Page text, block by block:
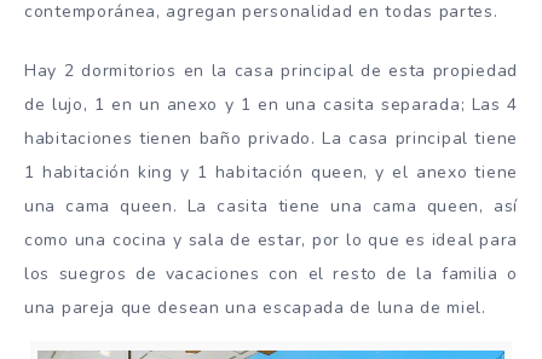
contemporánea, agregan personalidad en todas partes.
Hay 2 dormitorios en la casa principal de esta propiedad
de lujo, 1 en un anexo y 1 en una casita separada; Las 4
habitaciones tienen baño privado. La casa principal tiene
1 habitación king y 1 habitación queen, y el anexo tiene
una cama queen. La casita tiene una cama queen, así
como una cocina y sala de estar, por lo que es ideal para
los suegros de vacaciones con el resto de la familia o
una pareja que desean una escapada de luna de miel.